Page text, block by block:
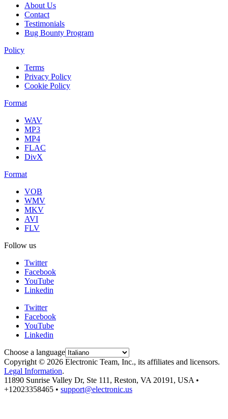
About Us
Contact
Testimonials
Bug Bounty Program
Policy
Terms
Privacy Policy
Cookie Policy
Format
WAV
MP3
MP4
FLAC
DivX
Format
VOB
WMV
MKV
AVI
FLV
Follow us
Twitter
Facebook
YouTube
Linkedin
Twitter
Facebook
YouTube
Linkedin
Choose a language
Copyright © 2026 Electronic Team, Inc., its affiliates and licensors.
Legal Information.
11890 Sunrise Valley Dr, Ste 111, Reston, VA 20191, USA •
+12023358465 • support@electronic.us